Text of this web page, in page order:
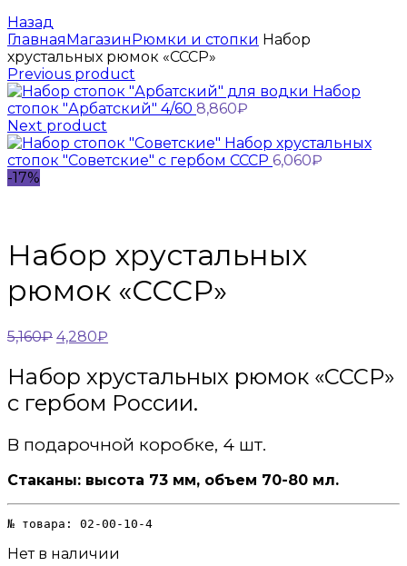
Назад
ГлавнаяМагазинРюмки и стопки Набор
хрустальных рюмок «СССР»
Previous product
Набор
стопок "Арбатский" 4/60 8,860₽
Next product
Набор хрустальных
стопок "Советские" с гербом СССР 6,060₽
-17%
Набор хрустальных
рюмок «СССР»
5,160₽ 4,280₽
Набор хрустальных рюмок «СССР»
с гербом России.
В подарочной коробке, 4 шт.
Стаканы: высота 73 мм, объем 70-80 мл.
№ товара: 02-00-10-4
Нет в наличии